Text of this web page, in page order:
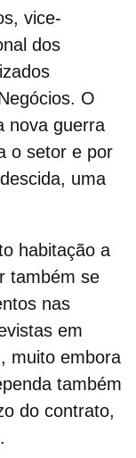
vice-
dos
O
nova guerra
o setor e por
uma
habitação a
também se
nas
em
muito embora
também
do contrato,